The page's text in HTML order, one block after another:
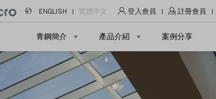
ENGLISH 繁體中文 登入會員 註冊會員
青鋼簡介 產品介紹 案例分享